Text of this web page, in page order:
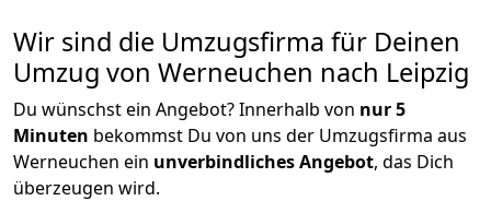
Wir sind die Umzugsfirma für Deinen
Umzug von Werneuchen nach Leipzig
Du wünschst ein Angebot? Innerhalb von nur 5
Minuten bekommst Du von uns der Umzugsfirma aus
Werneuchen ein unverbindliches Angebot, das Dich
überzeugen wird.